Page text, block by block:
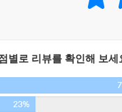
다. 한강 조망권에 이
’이다. 재건축, 재개발,
별로 리뷰를 확인해 보세
23%